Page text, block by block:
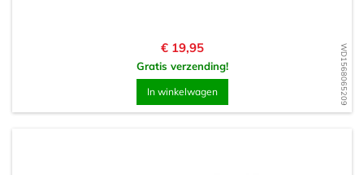
WD1568065209
Prijs
€ 19,95
Gratis verzending!
In winkelwagen